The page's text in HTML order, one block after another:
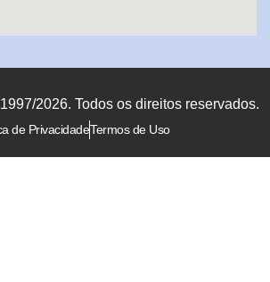
2026. Todos os direitos reservados.
de PrivacidadeTermos de Uso